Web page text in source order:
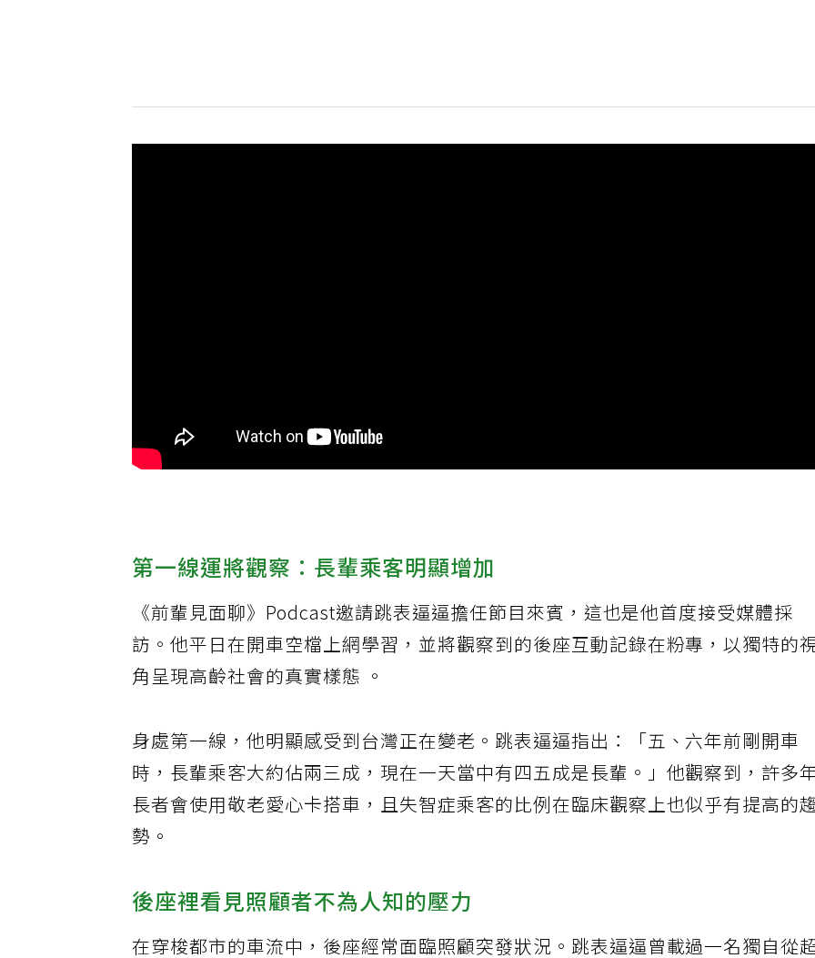
第一線運將觀察：長輩乘客明顯增加
《前輩見面聊》Podcast邀請跳表逼逼擔任節目來賓，這也是他首度接受媒體採
訪。他平日在開車空檔上網學習，並將觀察到的後座互動記錄在粉專，以獨特的
角呈現高齡社會的真實樣態 。
身處第一線，他明顯感受到台灣正在變老。跳表逼逼指出：「五、六年前剛開車
時，長輩乘客大約佔兩三成，現在一天當中有四五成是長輩。」他觀察到，許多年
長者會使用敬老愛心卡搭車，且失智症乘客的比例在臨床觀察上也似乎有提高的
勢。
後座裡看見照顧者不為人知的壓力